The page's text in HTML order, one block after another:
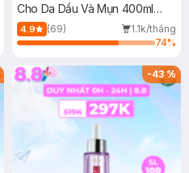
Cho Da Dầu Và Mụn 400ml
(Mới)
4.9 (69)
1.1k/tháng
74%
-43%